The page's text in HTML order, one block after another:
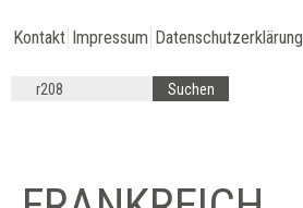
Kontakt Impressum Datenschutzerklärung